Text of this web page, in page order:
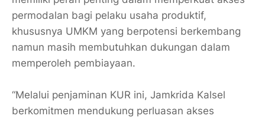
permodalan bagi pelaku usaha produktif,
khususnya UMKM yang berpotensi berkembang
namun masih membutuhkan dukungan dalam
memperoleh pembiayaan.
“Melalui penjaminan KUR ini, Jamkrida Kalsel
berkomitmen mendukung perluasan akses